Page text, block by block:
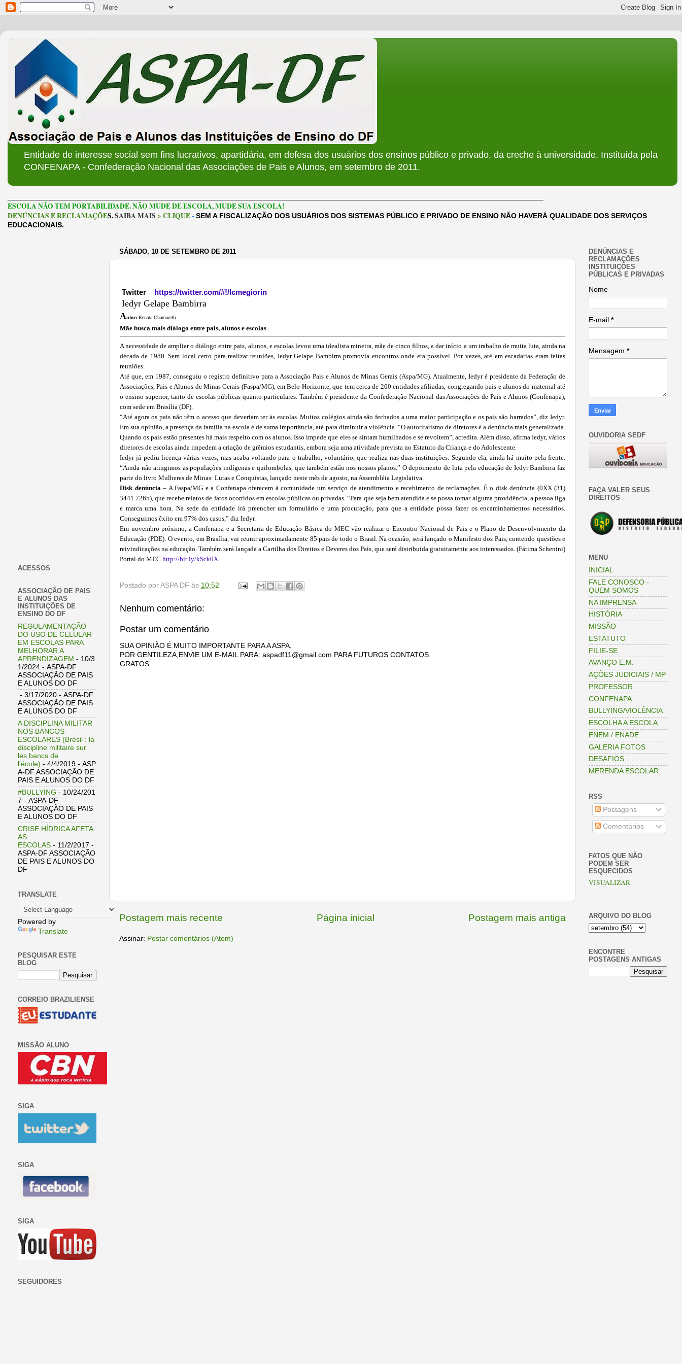
Entidade de interesse social sem fins lucrativos, apartidária, em defesa dos usuários dos ensinos público e privado, da creche à universidade. Instituída pela
CONFENAPA - Confederação Nacional das Associações de Pais e Alunos, em setembro de 2011.
ESCOLA NÃO TEM PORTABILIDADE. NÃO MUDE DE ESCOLA, MUDE SUA ESCOLA!
DENÚNCIAS E RECLAMAÇÕES.SAIBA MAIS > CLIQUE- SEM A FISCALIZAÇÃO DOS USUÁRIOS DOS SISTEMAS PÚBLICO E PRIVADO DE ENSINO NÃO HAVERÁ QUALIDADE DOS SERVIÇOS
EDUCACIONAIS.
SÁBADO, 10 DE SETEMBRO DE 2011
Twitter https://twitter.com/#!/lcmegiorin
Iedyr Gelape Bambirra
Autor: Renata Chamarelli
Mãe busca mais diálogo entre pais, alunos e escolas
A necessidade de ampliar o diálogo entre pais, alunos, e escolas levou uma idealista mineira, mãe de cinco filhos, a dar início a um trabalho de muita luta, ainda na
década de 1980. Sem local certo para realizar reuniões, Iedyr Gelape Bambirra promovia encontros onde era possível. Por vezes, até em escadarias eram feitas
reuniões.
Até que, em 1987, conseguiu o registro definitivo para a Associação Pais e Alunos de Minas Gerais (Aspa/MG). Atualmente, Iedyr é presidente da Federação de
Associações, Pais e Alunos de Minas Gerais (Faspa/MG), em Belo Horizonte, que tem cerca de 200 entidades afiliadas, congregando pais e alunos do maternal até
o ensino superior, tanto de escolas públicas quanto particulares. Também é presidente da Confederação Nacional das Associações de Pais e Alunos (Confenapa),
com sede em Brasília (DF).
“Até agora os pais não têm o acesso que deveriam ter às escolas. Muitos colégios ainda são fechados a uma maior participação e os pais são barrados”, diz Iedyr.
Em sua opinião, a presença da família na escola é de suma importância, até para diminuir a violência. “O autoritarismo de diretores é a denúncia mais generalizada.
Quando os pais estão presentes há mais respeito com os alunos. Isso impede que eles se sintam humilhados e se revoltem”, acredita. Além disso, afirma Iedyr, vários
diretores de escolas ainda impedem a criação de grêmios estudantis, embora seja uma atividade prevista no Estatuto da Criança e do Adolescente.
Iedyr já pediu licença várias vezes, mas acaba voltando para o trabalho, voluntário, que realiza nas duas instituições. Segundo ela, ainda há muito pela frente.
“Ainda não atingimos as populações indígenas e quilombolas, que também estão nos nossos planos.” O depoimento de luta pela educação de Iedyr Bambirra faz
parte do livro Mulheres de Minas: Lutas e Conquistas, lançado neste mês de agosto, na Assembléia Legislativa.
Disk denúncia – A Faspa/MG e a Confenapa oferecem à comunidade um serviço de atendimento e recebimento de reclamações. É o disk denúncia (0XX (31)
3441.7265), que recebe relatos de fatos ocorridos em escolas públicas ou privadas. “Para que seja bem atendida e se possa tomar alguma providência, a pessoa liga
e marca uma hora. Na sede da entidade irá preencher um formulário e uma procuração, para que a entidade possa fazer os encaminhamentos necessários.
Conseguimos êxito em 97% dos casos,” diz Iedyr.
Em novembro próximo, a Confenapa e a Secretaria de Educação Básica do MEC vão realizar o Encontro Nacional de Pais e o Plano de Desenvolvimento da
Educação (PDE). O evento, em Brasília, vai reunir aproximadamente 85 pais de todo o Brasil. Na ocasião, será lançado o Manifesto dos Pais, contendo questões e
reivindicações na educação. Também será lançada a Cartilha dos Direitos e Deveres dos Pais, que será distribuída gratuitamente aos interessados. (Fátima Schenini)
Portal do MEC http://bit.ly/kSck0X
Postado por ASPA DF às 10:52
Nenhum comentário:
Postar um comentário
SUA OPINIÃO É MUITO IMPORTANTE PARA A ASPA.
POR GENTILEZA,ENVIE UM E-MAIL PARA: aspadf11@gmail.com PARA FUTUROS CONTATOS.
GRATOS.
Postagem mais recente Postagem mais antiga
Página inicial
Assinar: Postar comentários (Atom)
ACESSOS
ASSOCIAÇÃO DE PAIS
E ALUNOS DAS
INSTITUIÇÕES DE
ENSINO DO DF
REGULAMENTAÇÃO
DO USO DE CELULAR
EM ESCOLAS PARA
MELHORAR A
APRENDIZAGEM - 10/3
1/2024 - ASPA-DF
ASSOCIAÇÃO DE PAIS
E ALUNOS DO DF
- 3/17/2020 - ASPA-DF
ASSOCIAÇÃO DE PAIS
E ALUNOS DO DF
A DISCIPLINA MILITAR
NOS BANCOS
ESCOLARES (Brésil : la
discipline militaire sur
les bancs de
l'école) - 4/4/2019 - ASP
A-DF ASSOCIAÇÃO DE
PAIS E ALUNOS DO DF
#BULLYING - 10/24/201
7 - ASPA-DF
ASSOCIAÇÃO DE PAIS
E ALUNOS DO DF
CRISE HÍDRICA AFETA
AS
ESCOLAS - 11/2/2017 -
ASPA-DF ASSOCIAÇÃO
DE PAIS E ALUNOS DO
DF
TRANSLATE
Powered by
Translate
PESQUISAR ESTE
BLOG
CORREIO BRAZILIENSE
MISSÃO ALUNO
SIGA
SIGA
SIGA
SEGUIDORES
DENÚNCIAS E
RECLAMAÇÕES
INSTITUIÇÕES
PÚBLICAS E PRIVADAS
Nome
E-mail *
Mensagem *
OUVIDORIA SEDF
FAÇA VALER SEUS
DIREITOS
MENU
INICIAL
FALE CONOSCO -
QUEM SOMOS
NA IMPRENSA
HISTÓRIA
MISSÃO
ESTATUTO
FILIE-SE
AVANÇO E.M.
AÇÕES JUDICIAIS / MP
PROFESSOR
CONFENAPA
BULLYING/VIOLÊNCIA
ESCOLHA A ESCOLA
ENEM / ENADE
GALERIA FOTOS
DESAFIOS
MERENDA ESCOLAR
RSS
Postagens
Comentários
FATOS QUE NÃO
PODEM SER
ESQUECIDOS
VISUALIZAR
ARQUIVO DO BLOG
ENCONTRE
POSTAGENS ANTIGAS